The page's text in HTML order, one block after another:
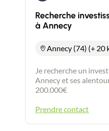
Recherche
à Annecy
Annecy (74) (+ 20
Je recherche un
Annecy et ses
200.000€
Prendre contact